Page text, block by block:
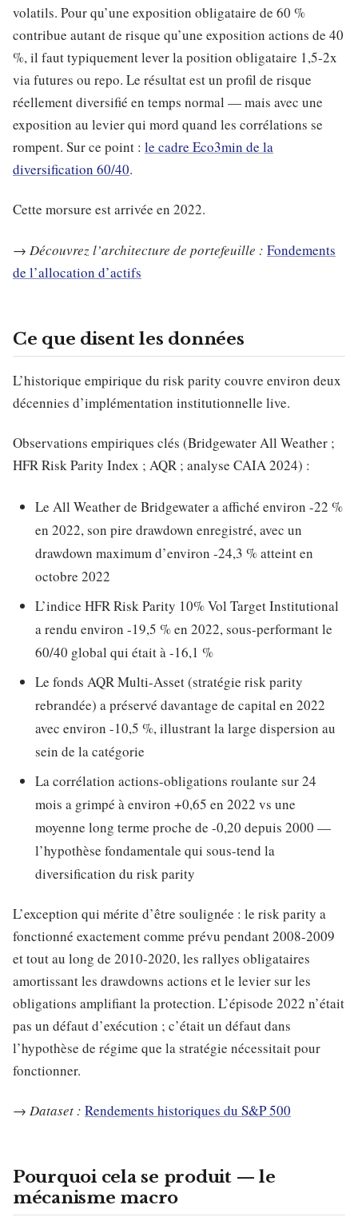
volatils. Pour qu’une exposition obligataire de 60 %
contribue autant de risque qu’une exposition actions de 40
%, il faut typiquement lever la position obligataire 1,5-2x
via futures ou repo. Le résultat est un profil de risque
réellement diversifié en temps normal — mais avec une
exposition au levier qui mord quand les corrélations se
rompent. Sur ce point : le cadre Eco3min de la
diversification 60/40.
Cette morsure est arrivée en 2022.
→ Découvrez l’architecture de portefeuille : Fondements
de l’allocation d’actifs
Ce que disent les données
L’historique empirique du risk parity couvre environ deux
décennies d’implémentation institutionnelle live.
Observations empiriques clés (Bridgewater All Weather ;
HFR Risk Parity Index ; AQR ; analyse CAIA 2024) :
Le All Weather de Bridgewater a affiché environ -22 %
en 2022, son pire drawdown enregistré, avec un
drawdown maximum d’environ -24,3 % atteint en
octobre 2022
L’indice HFR Risk Parity 10% Vol Target Institutional
a rendu environ -19,5 % en 2022, sous-performant le
60/40 global qui était à -16,1 %
Le fonds AQR Multi-Asset (stratégie risk parity
rebrandée) a préservé davantage de capital en 2022
avec environ -10,5 %, illustrant la large dispersion au
sein de la catégorie
La corrélation actions-obligations roulante sur 24
mois a grimpé à environ +0,65 en 2022 vs une
moyenne long terme proche de -0,20 depuis 2000 —
l’hypothèse fondamentale qui sous-tend la
diversification du risk parity
L’exception qui mérite d’être soulignée : le risk parity a
fonctionné exactement comme prévu pendant 2008-2009
et tout au long de 2010-2020, les rallyes obligataires
amortissant les drawdowns actions et le levier sur les
obligations amplifiant la protection. L’épisode 2022 n’était
pas un défaut d’exécution ; c’était un défaut dans
l’hypothèse de régime que la stratégie nécessitait pour
fonctionner.
→ Dataset : Rendements historiques du S&P 500
Pourquoi cela se produit — le
mécanisme macro